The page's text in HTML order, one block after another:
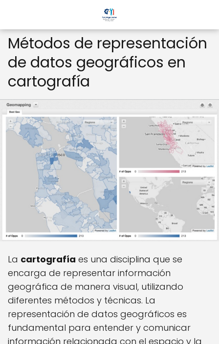
Métodos de representación
de datos geográficos en
cartografía
La cartografía es una disciplina que se
encarga de representar información
geográfica de manera visual, utilizando
diferentes métodos y técnicas. La
representación de datos geográficos es
fundamental para entender y comunicar
información relacionada con el espacio y la